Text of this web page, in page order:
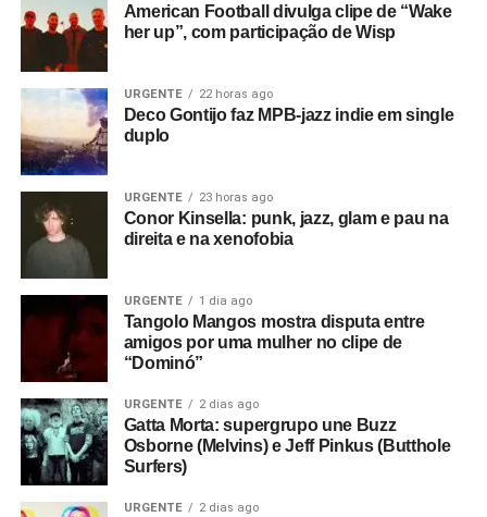
American Football divulga clipe de “Wake
her up”, com participação de Wisp
URGENTE 22 horas ago
Deco Gontijo faz MPB-jazz indie em single
duplo
URGENTE 23 horas ago
Conor Kinsella: punk, jazz, glam e pau na
direita e na xenofobia
URGENTE 1 dia ago
Tangolo Mangos mostra disputa entre
amigos por uma mulher no clipe de
“Dominó”
URGENTE 2 dias ago
Gatta Morta: supergrupo une Buzz
Osborne (Melvins) e Jeff Pinkus (Butthole
Surfers)
URGENTE 2 dias ago